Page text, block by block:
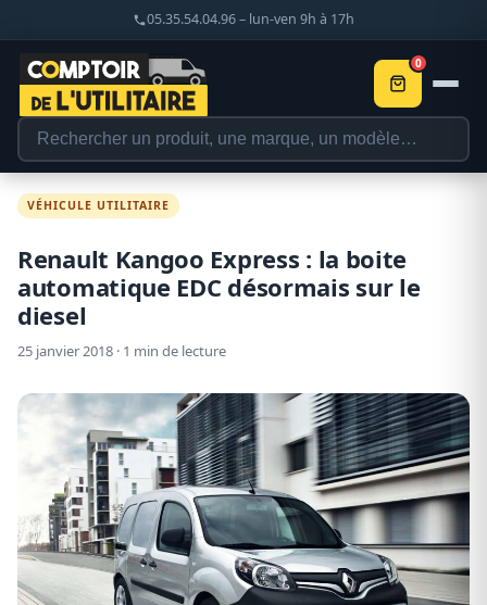
05.35.54.04.96 – lun-ven 9h à 17h
0
VÉHICULE UTILITAIRE
Renault Kangoo Express : la boite
automatique EDC désormais sur le
diesel
25 janvier 2018 · 1 min de lecture